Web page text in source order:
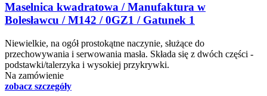
Maselnica kwadratowa / Manufaktura w
Bolesławcu / M142 / 0GZ1 / Gatunek 1
Niewielkie, na ogół prostokątne naczynie, służące do
przechowywania i serwowania masła. Składa się z dwóch części -
podstawki/talerzyka i wysokiej przykrywki.
Na zamówienie
zobacz szczegóły